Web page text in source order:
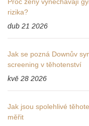
rizika?
dub 21 2026
Jak se pozná Downův
screening v těhotenství
kvě 28 2026
Jak jsou spolehlivé
měřit